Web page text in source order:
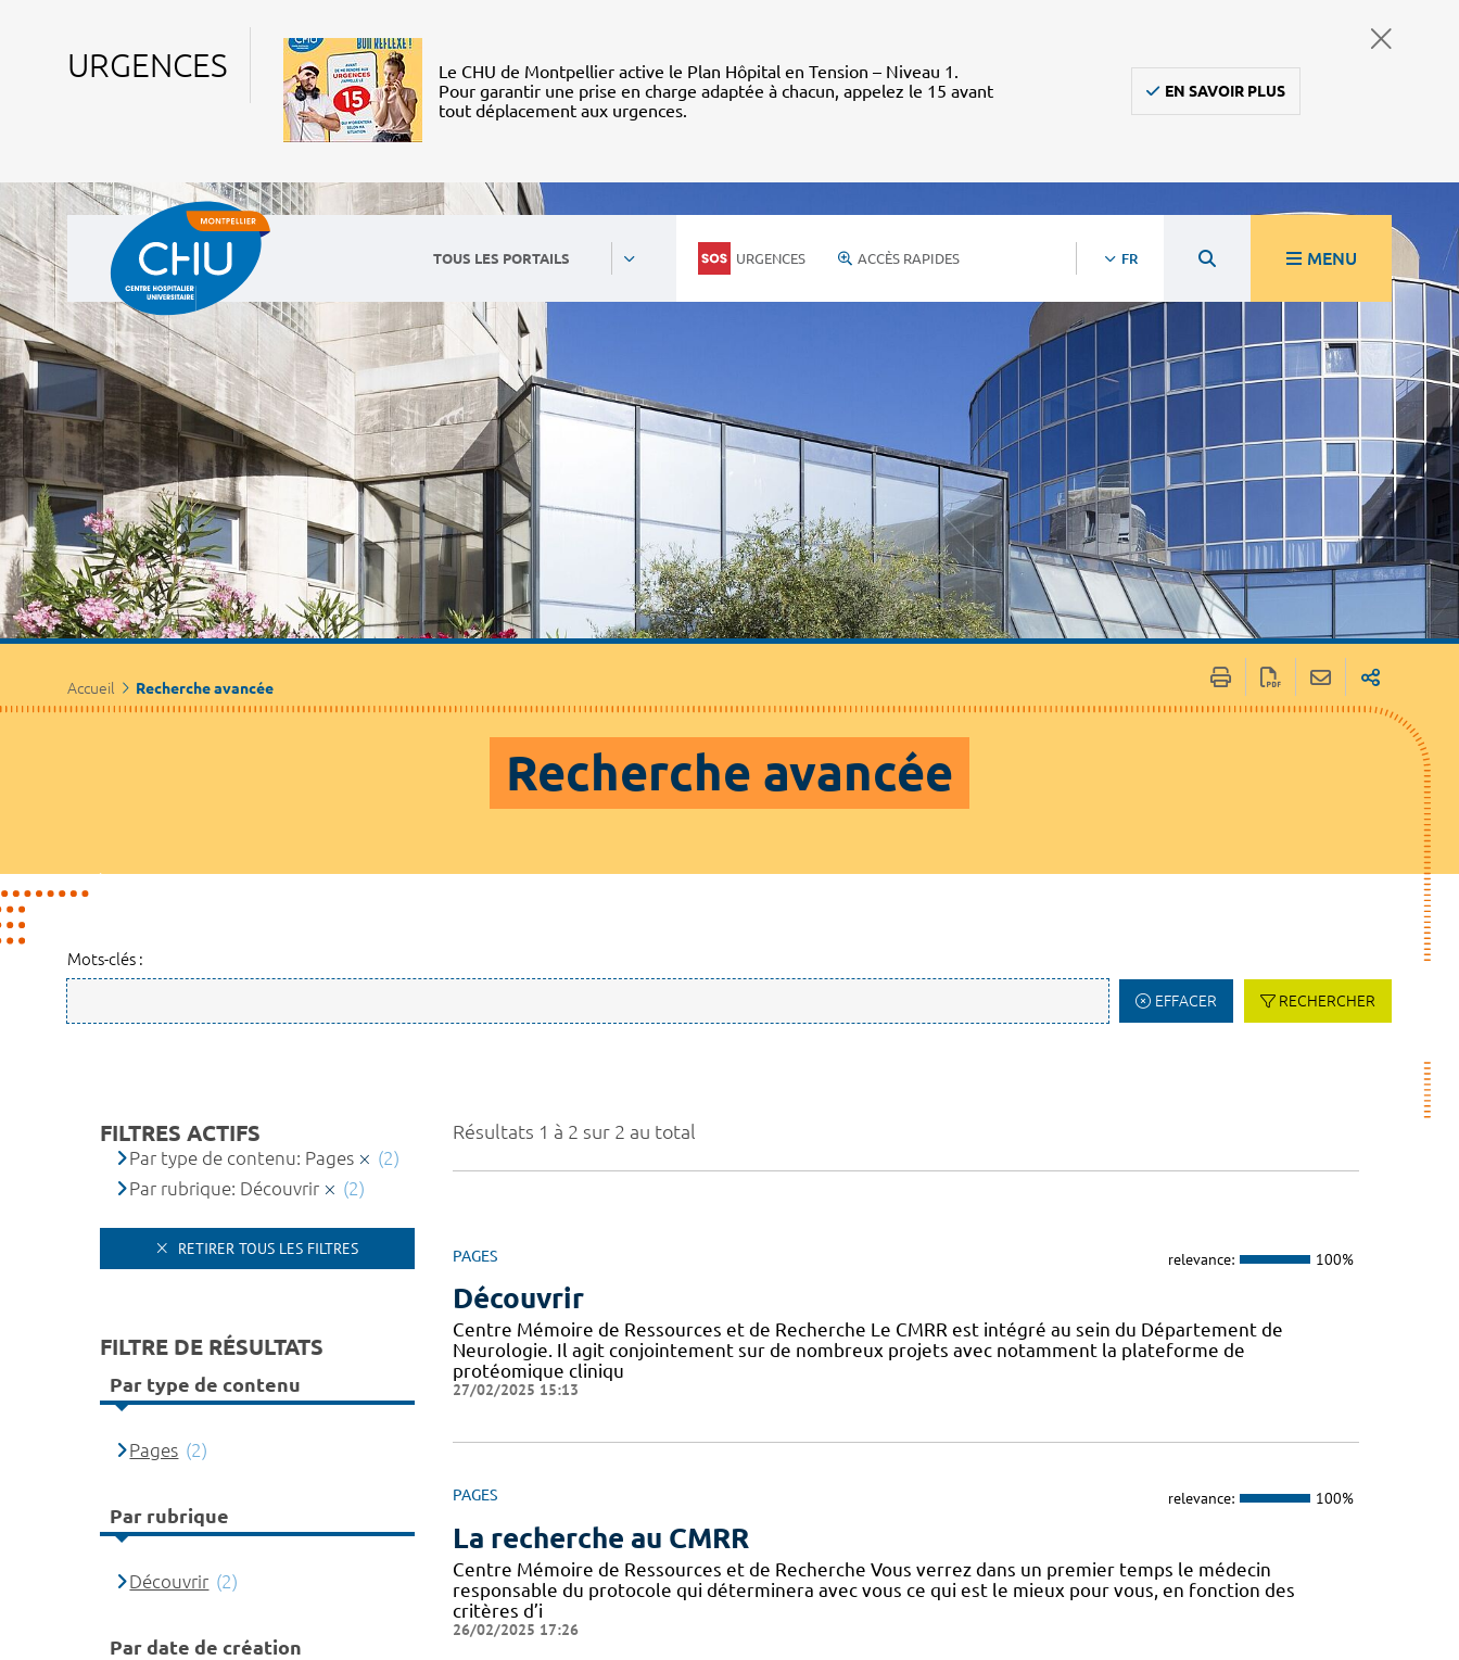
URGENCES
Le CHU de Montpellier active le Plan Hôpital en Tension – Niveau 1.
Pour garantir une prise en charge adaptée à chacun, appelez le 15 avant
tout déplacement aux urgences.
EN SAVOIR PLUS
TOUS LES PORTAILS URGENCES ACCÈS RAPIDES FR MENU
Accueil Recherche avancée
Recherche avancée
Mots-clés :
EFFACER RECHERCHER
Résultats 1 à 2 sur 2 au total
PAGES relevance: 100%
Découvrir
Centre Mémoire de Ressources et de Recherche Le CMRR est intégré au sein du Département de
Neurologie. Il agit conjointement sur de nombreux projets avec notamment la plateforme de
protéomique cliniqu
27/02/2025 15:13
PAGES relevance: 100%
La recherche au CMRR
Centre Mémoire de Ressources et de Recherche Vous verrez dans un premier temps le médecin
responsable du protocole qui déterminera avec vous ce qui est le mieux pour vous, en fonction des
critères d’i
26/02/2025 17:26
FILTRES ACTIFS
Par type de contenu: Pages
(2)
Par rubrique: Découvrir
(2)
RETIRER TOUS LES FILTRES
FILTRE DE RÉSULTATS
Par type de contenu
Pages (2)
Par rubrique
Découvrir (2)
Par date de création